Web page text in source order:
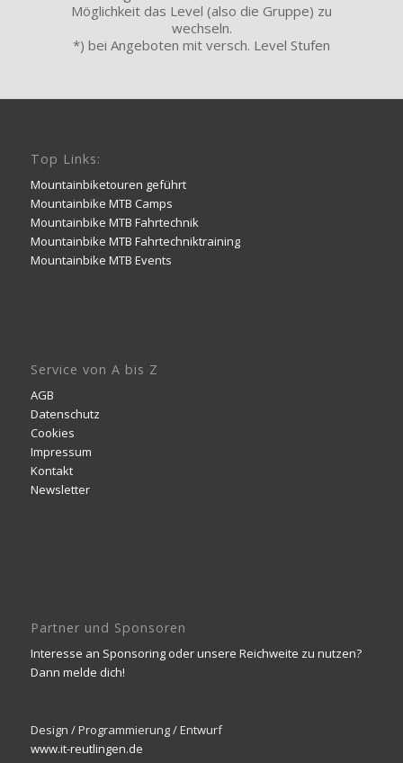
Möglichkeit das Level (also die Gruppe) zu
wechseln.
*) bei Angeboten mit versch. Level Stufen
Top Links:
Mountainbiketouren geführt
Mountainbike MTB Camps
Mountainbike MTB Fahrtechnik
Mountainbike MTB Fahrtechniktraining
Mountainbike MTB Events
Service von A bis Z
AGB
Datenschutz
Cookies
Impressum
Kontakt
Newsletter
Partner und Sponsoren
Interesse an Sponsoring oder unsere Reichweite zu nutzen?
Dann melde dich!
Design / Programmierung / Entwurf
www.it-reutlingen.de